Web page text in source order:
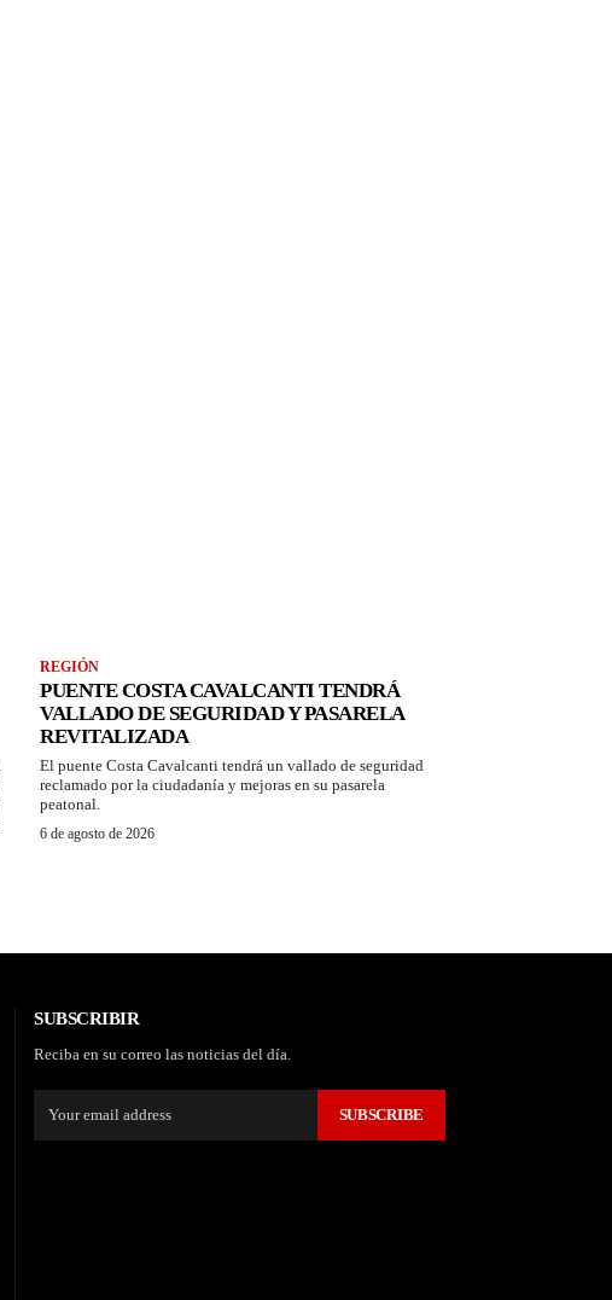
REGIÓN
PUENTE COSTA CAVALCANTI TENDRÁ
VALLADO DE SEGURIDAD Y PASARELA
REVITALIZADA
El puente Costa Cavalcanti tendrá un vallado de seguridad
reclamado por la ciudadanía y mejoras en su pasarela
peatonal.
6 de agosto de 2026
SUBSCRIBIR
Reciba en su correo las noticias del día.
SUBSCRIBE